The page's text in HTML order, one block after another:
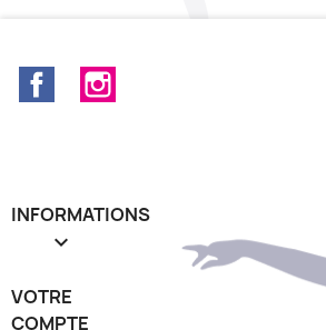
Facebook
INFORMATIONS

VOTRE
COMPTE